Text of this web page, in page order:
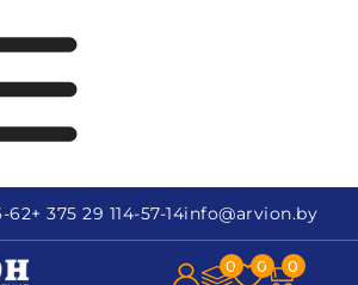
62+ 375 29 114-57-14info@arvion.by
0 0 0